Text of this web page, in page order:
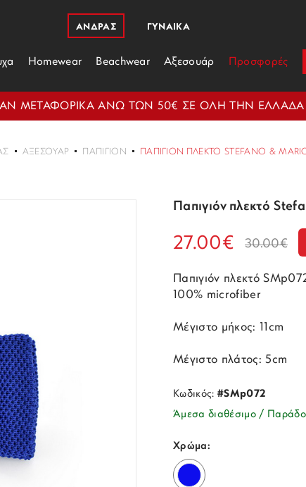
ΑΝΔΡΑΣ
Homewear Beachwear Αξεσουάρ Προσφορές
ΓΥΝΑΙΚΑ
ΜΕΤΑΦΟΡΙΚΑ ΑΝΩ ΤΩΝ 50€ ΣΕ ΟΛΗ ΤΗΝ ΕΛΛΑΔΑ
ΑΞΕΣΟΥΆΡ ΠΑΠΙΓΙΌΝ ΠΑΠΙΓΙΌΝ ΠΛΕΚΤΌ STEFANO &
Παπιγιόν πλεκτό
27.00€ 30.00€
Παπιγιόν πλεκτό
100% microfiber
Μέγιστο μήκος: 11cm
Μέγιστο πλάτος: 5cm
Κωδικός:#SMp072
Άμεσα διαθέσιμο /
Χρώμα: